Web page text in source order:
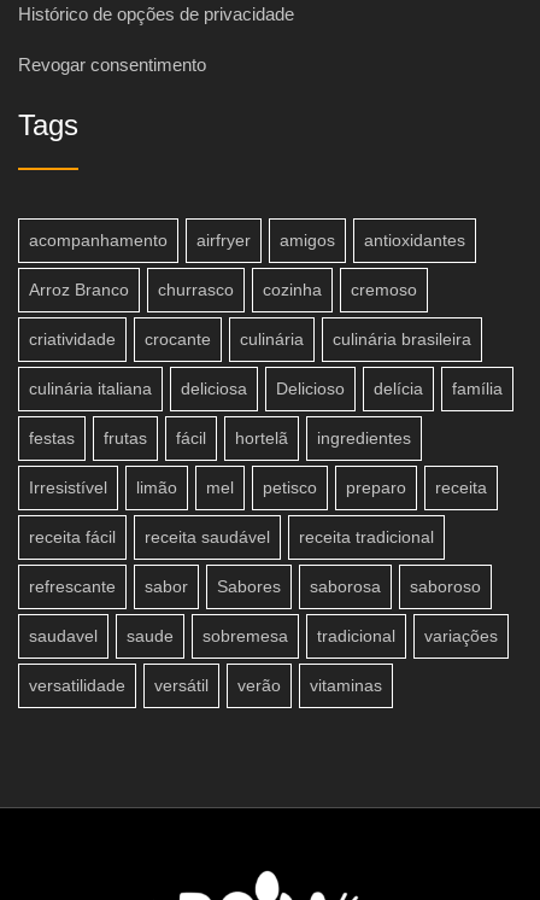
Histórico de opções de privacidade
Revogar consentimento
Tags
acompanhamento airfryer amigos antioxidantes
Arroz Branco churrasco cozinha cremoso
criatividade crocante culinária culinária brasileira
culinária italiana deliciosa Delicioso delícia família
festas frutas fácil hortelã ingredientes
Irresistível limão mel petisco preparo receita
receita fácil receita saudável receita tradicional
refrescante sabor Sabores saborosa saboroso
saudavel saude sobremesa tradicional variações
versatilidade versátil verão vitaminas